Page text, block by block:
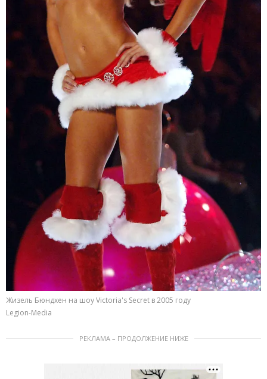
Жизель Бюндхен на шоу Victoria's Secret в 2005 году
Legion-Media
РЕКЛАМА – ПРОДОЛЖЕНИЕ НИЖЕ